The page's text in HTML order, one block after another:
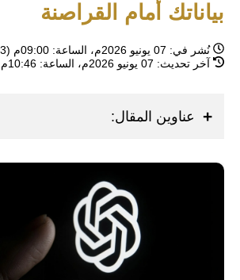
بياناتك أمام القراصنة
نُشر في: 07 يونيو 2026م، الساعة: 09:00م (GMT+3)
آخر تحديث: 07 يونيو 2026م، الساعة: 10:46م (GMT+3)
عناوين المقال: